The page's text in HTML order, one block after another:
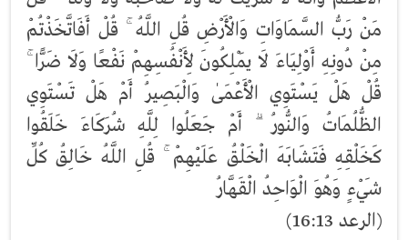
مَنْ رَبُّ السَّمَاوَاتِ وَالْأَرْضِ قُلِ اللَّهُ ۚ قُلْ أَفَاتَّخَذْتُمْ
مِنْ دُونِهِ أَوْلِيَاءَ لَا يَمْلِكُونَ لِأَنْفُسِهِمْ نَفْعًا وَلَا ضَرًّا ۚ
قُلْ هَلْ يَسْتَوِي الْأَعْمَىٰ وَالْبَصِيرُ أَمْ هَلْ تَسْتَوِي
الظُّلُمَاتُ وَالنُّورُ ۗ أَمْ جَعَلُوا لِلَّهِ شُرَكَاءَ خَلَقُوا
كَخَلْقِهِ فَتَشَابَهَ الْخَلْقُ عَلَيْهِمْ ۚ قُلِ اللَّهُ خَالِقُ كُلِّ
شَيْءٍ وَهُوَ الْوَاحِدُ الْقَهَّارُ
(الرعد 16:13)